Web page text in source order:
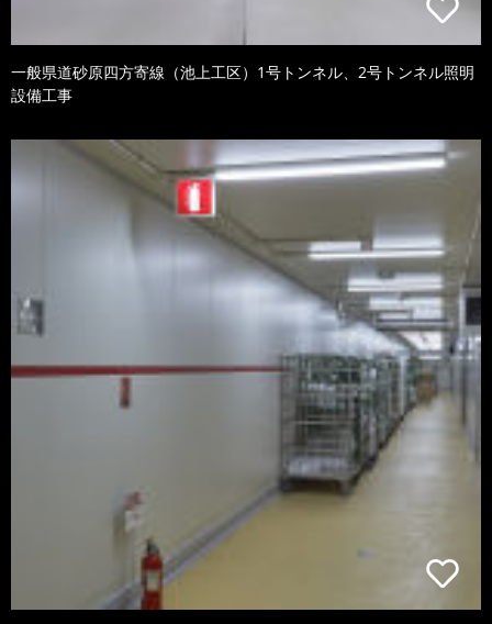
一般県道砂原四方寄線（池上工区）1号トンネル、2号トンネル照明
設備工事